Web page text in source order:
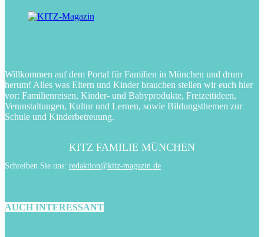
Willkommen auf dem Portal für Familien in München und drum
herum! Alles was Eltern und Kinder brauchen stellen wir euch hier
vor: Familienreisen, Kinder- und Babyprodukte, Freizeitideen,
Veranstaltungen, Kultur und Lernen, sowie Bildungsthemen zur
Schule und Kinderbetreuung.
KITZ FAMILIE MÜNCHEN
Schreiben Sie uns: redaktion@kitz-magazin.de
AUCH INTERESSANT